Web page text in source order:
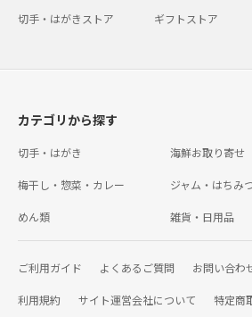
切手・はがきストア ギフトストア
カテゴリから探す
切手・はがき 海鮮お取り寄せ
梅干し・惣菜・カレー ジャム・はちみ
めん類 雑貨・日用品
ご利用ガイド よくあるご質問 お問い合わ
利用規約 サイト運営会社について 特定商